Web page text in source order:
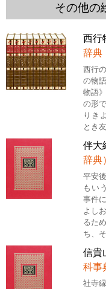
その他の
西行
辞典
西行
の物
物語
の形
りき
とき
伴大
辞典
平安
もい
事件
よし
るた
ち、
信貴
科事
社寺